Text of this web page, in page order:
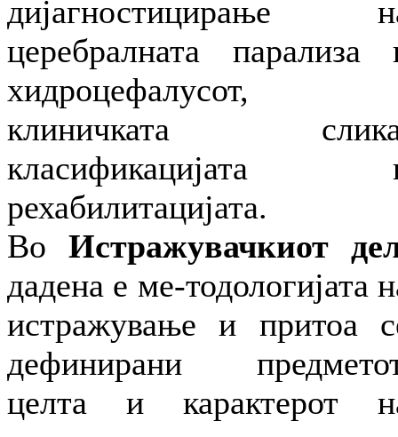
дијагностицирање
церебралната парализа
хидроцефалусот,
клиничката
класификацијата
рехабилитацијата.
Во Истражувачкиот
дадена е ме-тодологијата
истражување и притоа
дефинирани
целта и карактерот